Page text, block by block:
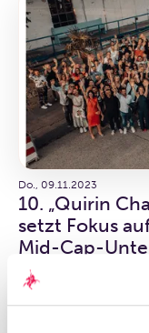
Do., 09.11.2023
10. „Quirin
setzt Fokus
Mid-Cap-